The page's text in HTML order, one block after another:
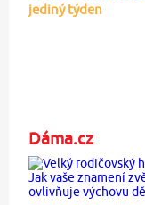
jediný týden
Dáma.cz